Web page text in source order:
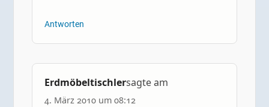
Antworten
Erdmöbeltischlersagte am
4. März 2010 um 08:12